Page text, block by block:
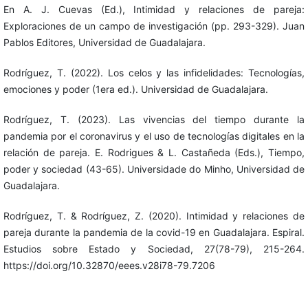
En A. J. Cuevas (Ed.), Intimidad y relaciones de pareja:
Exploraciones de un campo de investigación (pp. 293-329). Juan
Pablos Editores, Universidad de Guadalajara.
Rodríguez, T. (2022). Los celos y las infidelidades: Tecnologías,
emociones y poder (1era ed.). Universidad de Guadalajara.
Rodríguez, T. (2023). Las vivencias del tiempo durante la
pandemia por el coronavirus y el uso de tecnologías digitales en la
relación de pareja. E. Rodrigues & L. Castañeda (Eds.), Tiempo,
poder y sociedad (43-65). Universidade do Minho, Universidad de
Guadalajara.
Rodríguez, T. & Rodríguez, Z. (2020). Intimidad y relaciones de
pareja durante la pandemia de la covid-19 en Guadalajara. Espiral.
Estudios sobre Estado y Sociedad, 27(78-79), 215-264.
https://doi.org/10.32870/eees.v28i78-79.7206